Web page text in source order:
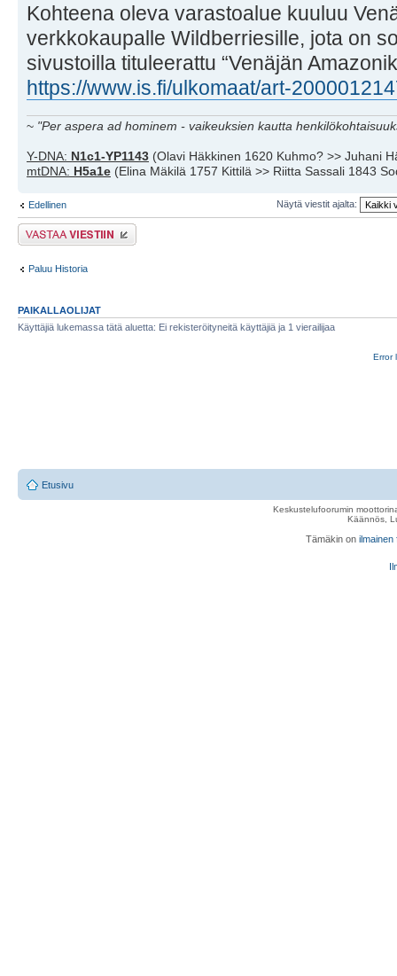
Kohteena oleva varastoalue kuuluu
verkkokaupalle Wildberriesille, jota on
sivustoilla tituleerattu “Venäjän
https://www.is.fi/ulkomaat/art-
~ "Per aspera ad hominem - vaikeuksien kautta
Y-DNA: N1c1-YP1143 (Olavi Häkkinen 1620 Kuhmo? >> Juhani
mtDNA: H5a1e (Elina Mäkilä 1757 Kittilä >> Riitta Sassali 1843
Edellinen Näytä viestit ajalta:
Lähetä vastaus
Paluu Historia
PAIKALLAOLIJAT
Käyttäjiä lukemassa tätä aluetta: Ei rekisteröityneitä käyttäjiä ja 1 vierailijaa
Error
Etusivu
Keskustelufoorumin
Käännös,
Tämäkin on ilmainen